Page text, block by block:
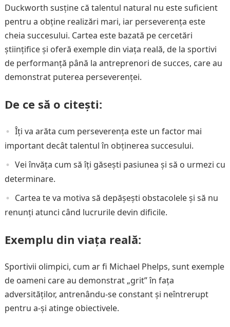
Duckworth susține că talentul natural nu este suficient
pentru a obține realizări mari, iar perseverența este
cheia succesului. Cartea este bazată pe cercetări
științifice și oferă exemple din viața reală, de la sportivi
de performanță până la antreprenori de succes, care au
demonstrat puterea perseverenței.
De ce să o citești:
Îți va arăta cum perseverența este un factor mai
important decât talentul în obținerea succesului.
Vei învăța cum să îți găsești pasiunea și să o urmezi cu
determinare.
Cartea te va motiva să depășești obstacolele și să nu
renunți atunci când lucrurile devin dificile.
Exemplu din viața reală:
Sportivii olimpici, cum ar fi Michael Phelps, sunt exemple
de oameni care au demonstrat „grit” în fața
adversităților, antrenându-se constant și neîntrerupt
pentru a-și atinge obiectivele.